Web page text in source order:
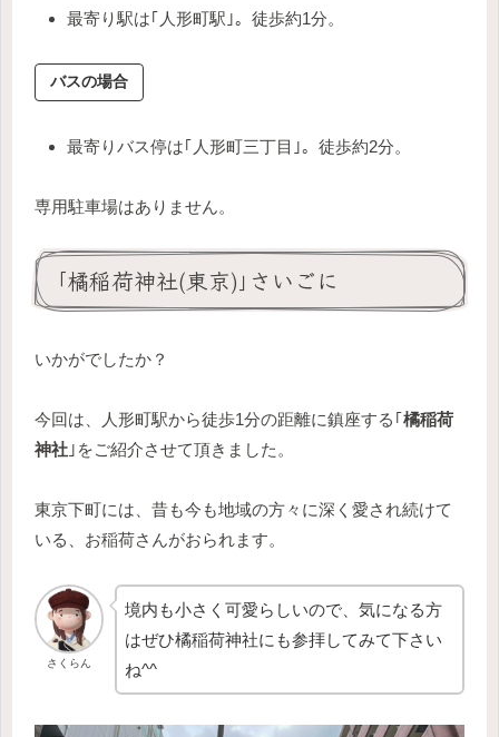
最寄り駅は｢人形町駅｣。徒歩約1分。
バスの場合
最寄りバス停は｢人形町三丁目｣。徒歩約2分。
専用駐車場はありません。
｢橘稲荷神社(東京)｣さいごに
いかがでしたか？
今回は、人形町駅から徒歩1分の距離に鎮座する｢橘稲荷
神社 ｣をご紹介させて頂きました。
東京下町には、昔も今も地域の方々に深く愛され続けて
いる、お稲荷さんがおられます。
さくらん
境内も小さく可愛らしいので、気になる方
はぜひ橘稲荷神社にも参拝してみて下さい
ね^^